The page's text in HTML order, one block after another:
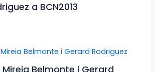
a BCN2013
Belmonte i Gerard